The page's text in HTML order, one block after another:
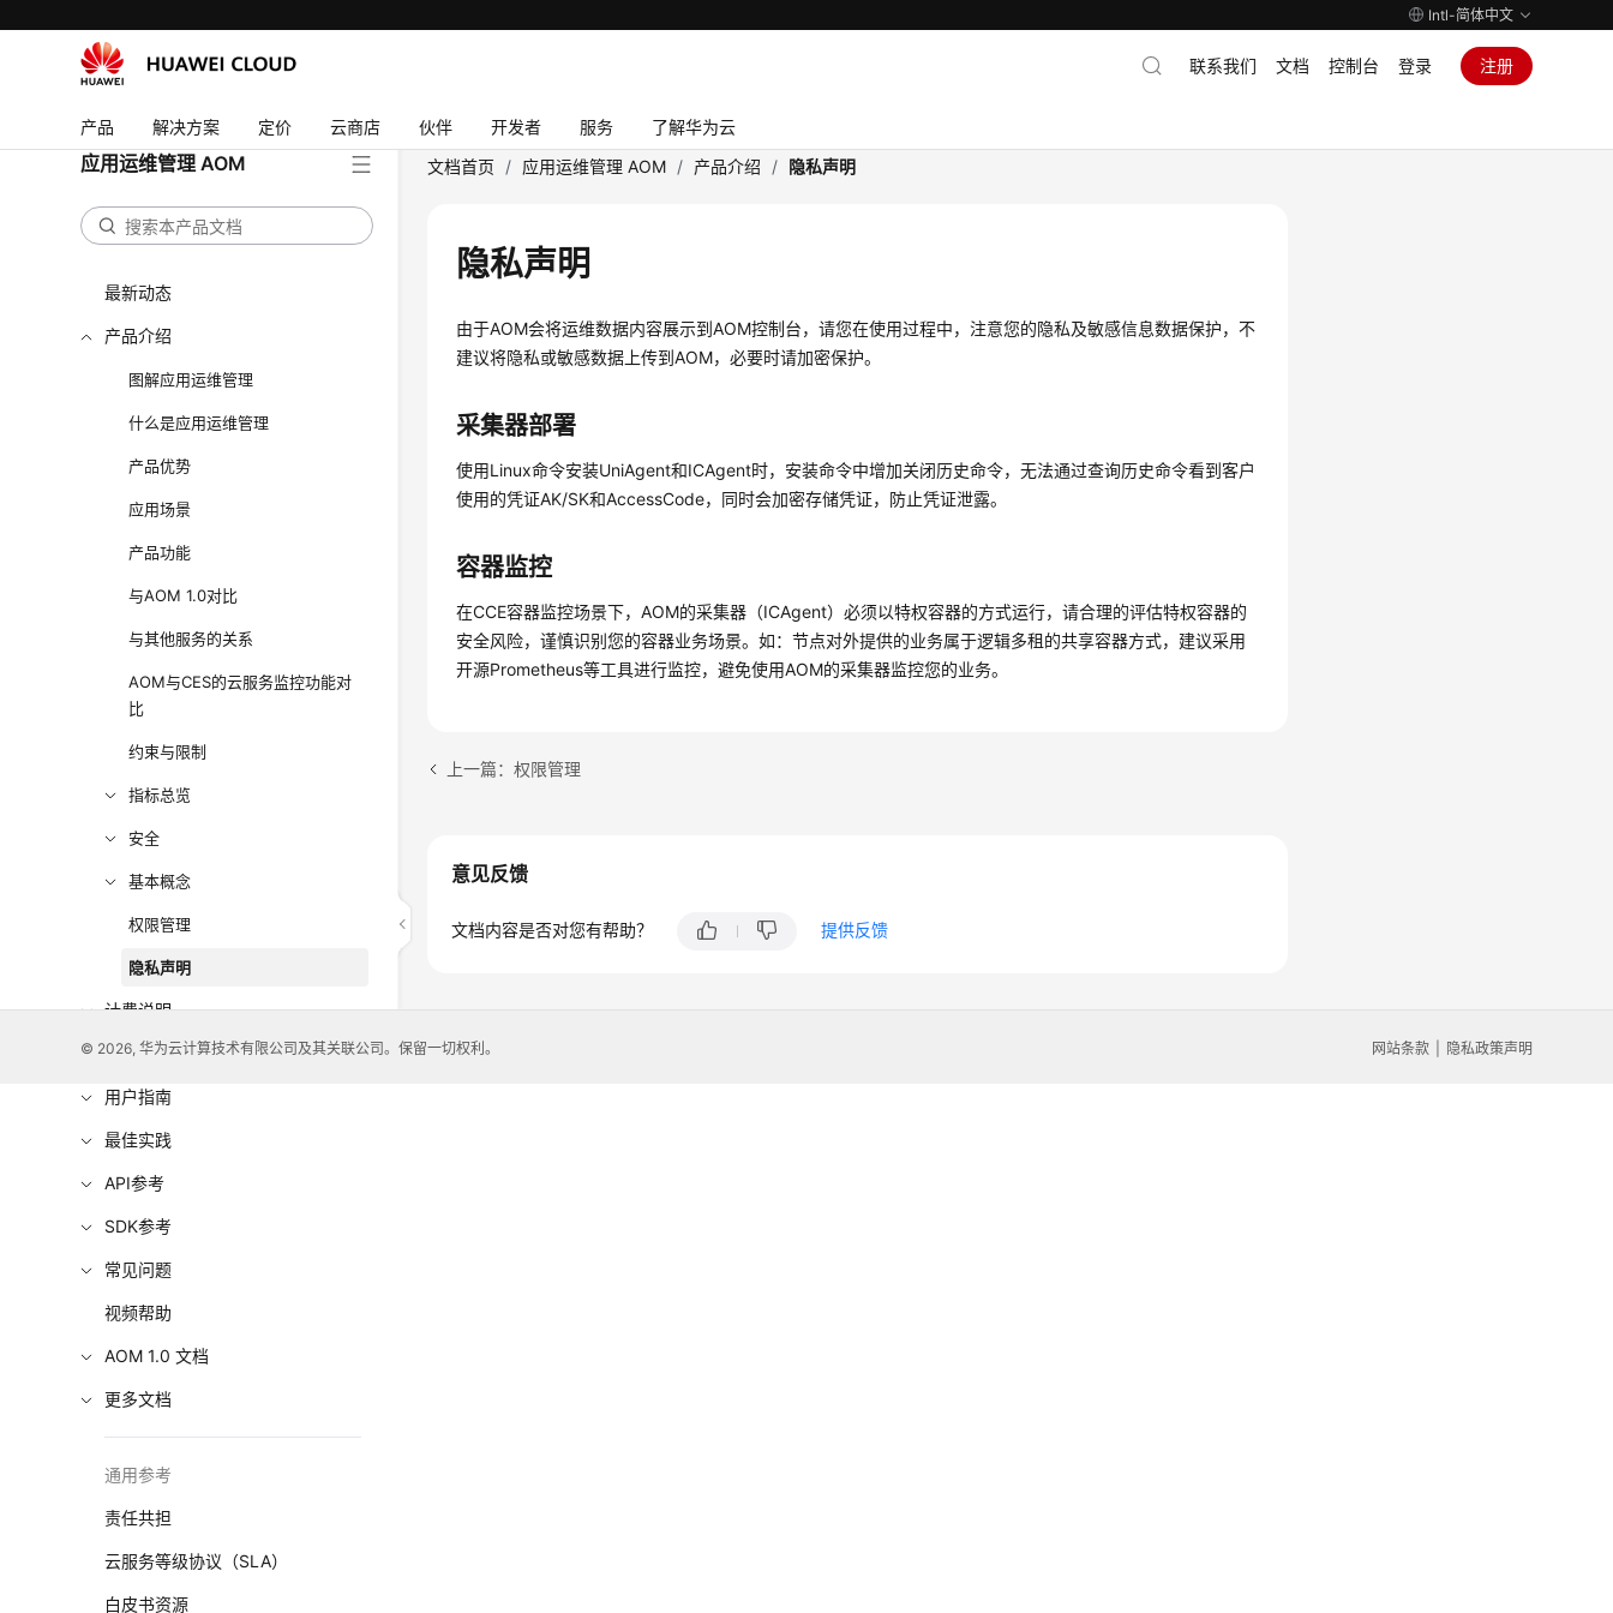
Intl-简体中文
产品 解决方案 定价 云商店 伙伴 开发者 服务 了解华为云
联系我们 文档 控制台 登录 注册
应用运维管理 AOM
最新动态
产品介绍
图解应用运维管理
什么是应用运维管理
产品优势
应用场景
产品功能
与AOM 1.0对比
与其他服务的关系
AOM与CES的云服务监控功能对
比
约束与限制
指标总览
安全
基本概念
权限管理
隐私声明
计费说明
快速入门
用户指南
最佳实践
API参考
SDK参考
常见问题
视频帮助
AOM 1.0 文档
更多文档
通用参考
责任共担
云服务等级协议（SLA）
白皮书资源
文档首页 / 应用运维管理 AOM / 产品介绍 / 隐私声明
隐私声明
由于AOM会将运维数据内容展示到AOM控制台，请您在使用过程中，注意您的隐私及敏感信息数据保护，不
建议将隐私或敏感数据上传到AOM，必要时请加密保护。
采集器部署
使用Linux命令安装UniAgent和ICAgent时，安装命令中增加关闭历史命令，无法通过查询历史命令看到客户
使用的凭证AK/SK和AccessCode，同时会加密存储凭证，防止凭证泄露。
容器监控
在CCE容器监控场景下，AOM的采集器（ICAgent）必须以特权容器的方式运行，请合理的评估特权容器的
安全风险，谨慎识别您的容器业务场景。如：节点对外提供的业务属于逻辑多租的共享容器方式，建议采用
开源Prometheus等工具进行监控，避免使用AOM的采集器监控您的业务。
上一篇：权限管理
意见反馈
文档内容是否对您有帮助？ 提供反馈
© 2026, 华为云计算技术有限公司及其关联公司。保留一切权利。 网站条款 隐私政策声明